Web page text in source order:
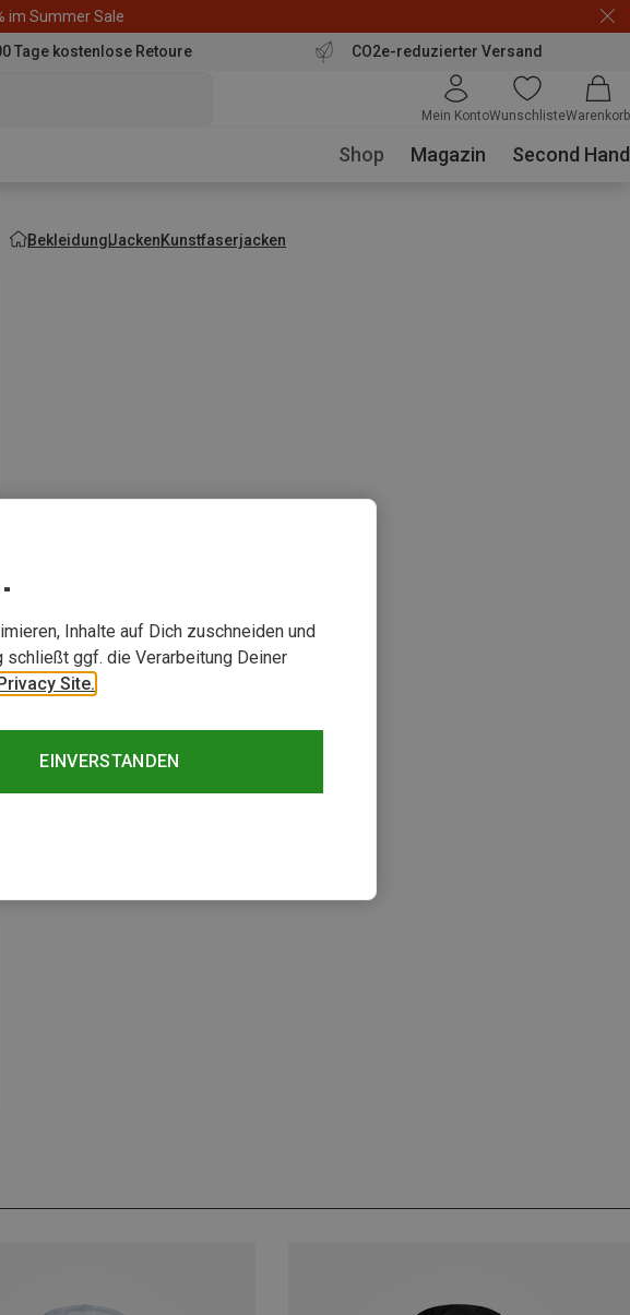
im Summer Sale
Tage kostenlose Retoure CO2e-reduzierter Versand
Mein KontoWunschlisteWarenkorb
Shop Magazin Second Hand
BekleidungJackenKunstfaserjacken
Inhalte auf Dich zuschneiden und
ggf. die Verarbeitung Deiner
Site.
EINVERSTANDEN